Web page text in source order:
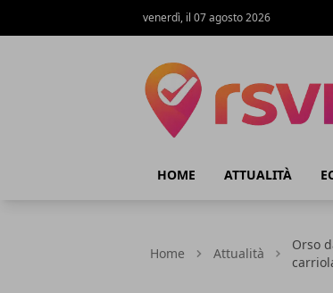
venerdì, il 07 agosto 2026
HOME ATTUALITÀ
Home Attualità
Orso